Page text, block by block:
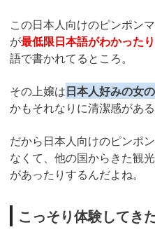
この日本人向けのピンポン
が最低限日本語がわかったり
語で書かれてるところ。
その上嬢は日本人好みの女
かもそれなりに清潔感がある
だから日本人向けのピンポ
なくて、他の国からきた観
があったりするんだよね。
こっそり体験してき